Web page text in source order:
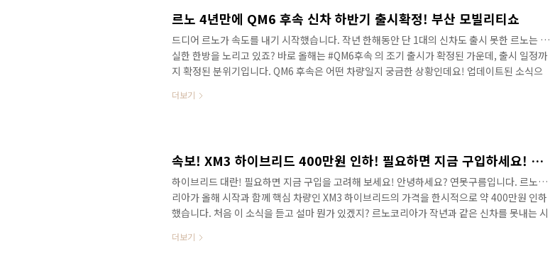
르노 4년만에 QM6 후속 신차 하반기 출시확정! 부산 모빌리티쇼
드디어 르노가 속도를 내기 시작했습니다. 작년 한해동안 단 1대의 신차도 출시 못한 르노는 확
실한 한방을 노리고 있죠? 바로 올해는 #QM6후속 의 조기 출시가 확정된 가운데, 출시 일정까
지 확정된 분위기입니다. QM6 후속은 어떤 차량일지 궁금한 상황인데요! 업데이트된 소식으
출 허브로 만들겠다는 것과 함께 투자 계획을 발표했어요! 이 당시 처음으로 중국 길리자동차
더보기
속보! XM3 하이브리드 400만원 인하! 필요하면 지금 구입하세요! 한정물량!
하이브리드 대란! 필요하면 지금 구입을 고려해 보세요! 안녕하세요? 연못구름입니다. 르노코
리아가 올해 시작과 함께 핵심 차량인 XM3 하이브리드의 가격을 한시적으로 약 400만원 인하
했습니다. 처음 이 소식을 듣고 설마 뭔가 있겠지? 르노코리아가 작년과 같은 신차를 못내는 시
고 가격을 낮춘 것인가요? 대리점에 직접 전화도 해보고, 업계의 지인들을 통해서 크로스체크
더보기